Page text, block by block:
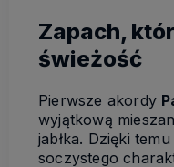
Zapach,
świeżość
Pierwsze akordy
wyjątkową
jabłka. Dzięki
soczystego